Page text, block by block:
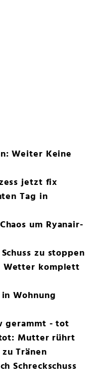
Weiter Keine
jetzt fix
Tag in
um Ryanair-
zu stoppen
Wetter komplett
Wohnung
gerammt - tot
Mutter rührt
Tränen
Schreckschuss